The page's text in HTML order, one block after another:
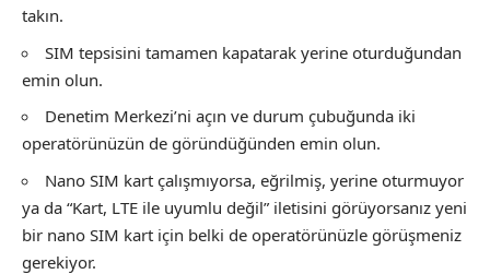
takın.
SIM tepsisini tamamen kapatarak yerine oturduğundan
emin olun.
Denetim Merkezi’ni açın ve durum çubuğunda iki
operatörünüzün de göründüğünden emin olun.
Nano SIM kart çalışmıyorsa, eğrilmiş, yerine oturmuyor
ya da “Kart, LTE ile uyumlu değil” iletisini görüyorsanız yeni
bir nano SIM kart için belki de operatörünüzle görüşmeniz
gerekiyor.